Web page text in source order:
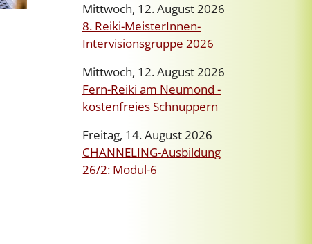
Mittwoch, 12. August 2026
8. Reiki-MeisterInnen-
Intervisionsgruppe 2026
Mittwoch, 12. August 2026
Fern-Reiki am Neumond -
kostenfreies Schnuppern
Freitag, 14. August 2026
CHANNELING-Ausbildung
26/2: Modul-6